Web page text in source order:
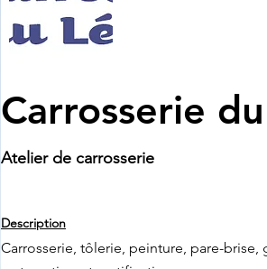
Carrosserie
Atelier de carrosserie
Description
Carrosserie, tôlerie, peinture, pare-brise,